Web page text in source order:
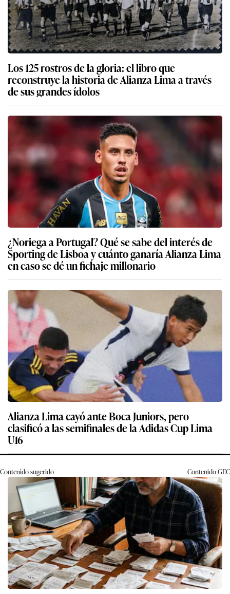
Los 125 rostros de la gloria: el libro que
reconstruye la historia de Alianza Lima a través
de sus grandes ídolos
¿Noriega a Portugal? Qué se sabe del interés de
Sporting de Lisboa y cuánto ganaría Alianza Lima
en caso se dé un fichaje millonario
Alianza Lima cayó ante Boca Juniors, pero
clasificó a las semifinales de la Adidas Cup Lima
U16
Contenido sugerido ContenidoGEC